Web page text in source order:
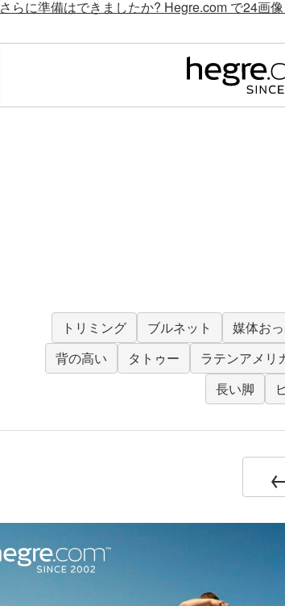
さらに準備はできましたか? Hegre.com で24画
トリミング ブルネット 媒体お
背の高い
タトゥー ラテンアメリ
長い脚